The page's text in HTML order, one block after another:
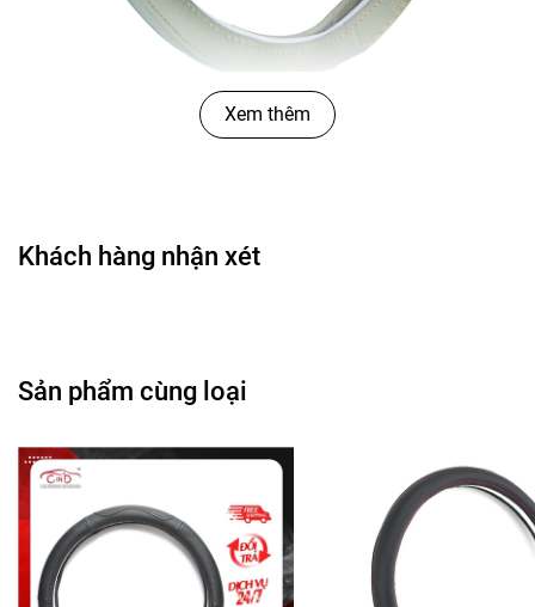
Xem thêm
Khách hàng nhận xét
Sản phẩm cùng loại